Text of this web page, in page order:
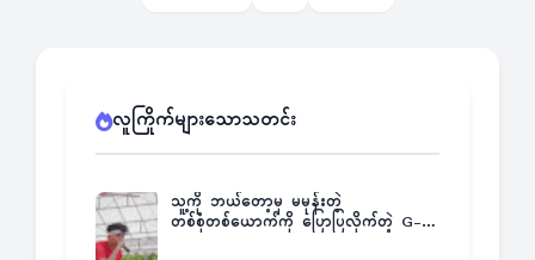
လူကြိုက်များသောသတင်း
သူ့ကို ဘယ်တော့မှ မမုန်းတဲ့
တစ်စုံတစ်ယောက်ကို ပြောပြလိုက်တဲ့ G-